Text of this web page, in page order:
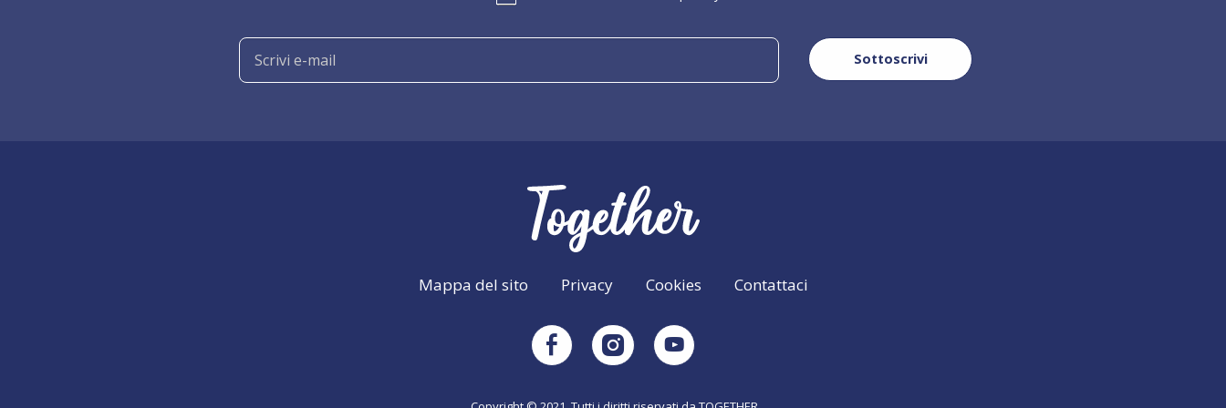
Mappa del sito Privacy Cookies Contattaci
Facebook InstagramYoutube